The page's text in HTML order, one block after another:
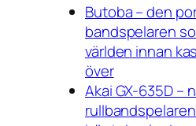
Butoba – den
bandspelaren
världen innan
över
Akai GX-635D –